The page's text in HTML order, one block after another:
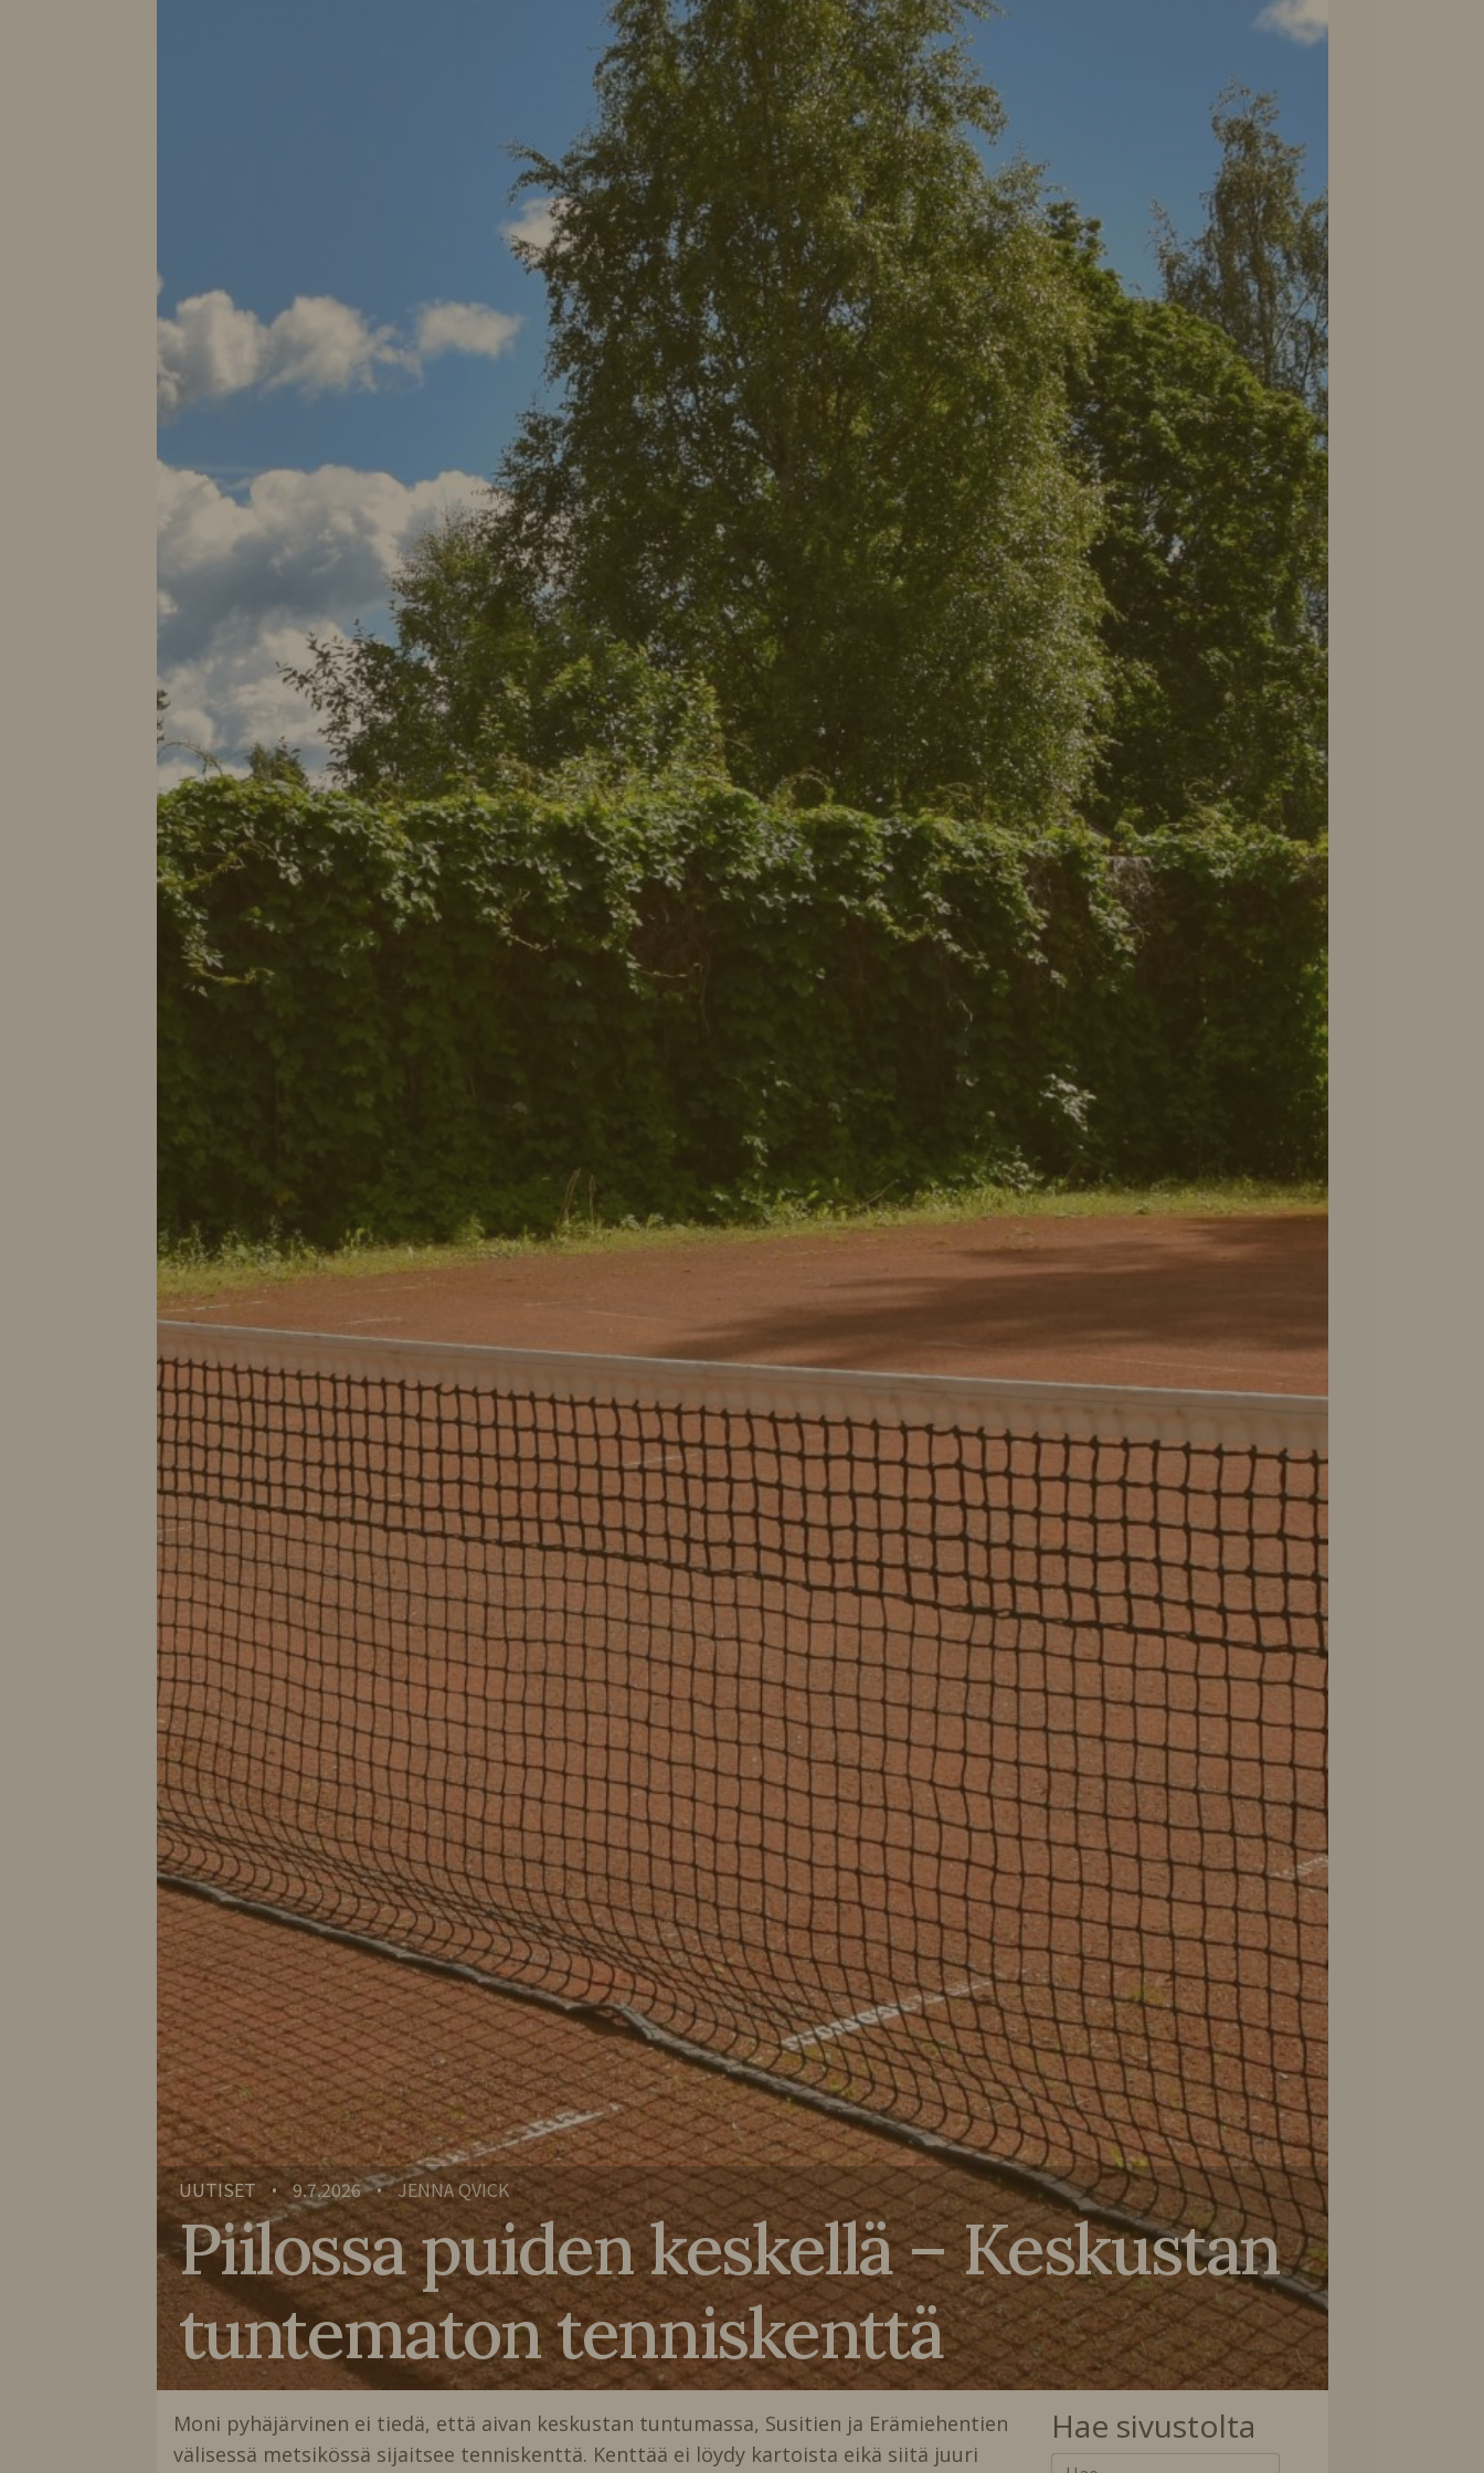
UUTISET • 9.7.2026 • JENNA QVICK
Piilossa puiden keskellä – Keskustan
tuntematon tenniskenttä
Moni pyhäjärvinen ei tiedä, että aivan keskustan tuntumassa, Susitien ja Erämiehentien
välisessä metsikössä sijaitsee tenniskenttä. Kenttää ei löydy kartoista eikä siitä juuri
Hae sivustolta